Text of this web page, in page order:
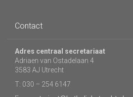
Contact
Adres centraal secretariaat
Adriaen van Ostadelaan 4
3583 AJ Utrecht
T: 030 – 254 6147